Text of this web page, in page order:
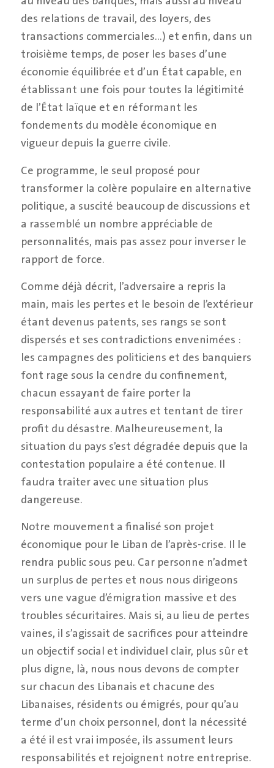
des relations de travail, des loyers, des
transactions commerciales…) et enfin, dans un
troisième temps, de poser les bases d’une
économie équilibrée et d’un État capable, en
établissant une fois pour toutes la légitimité
de l’État laïque et en réformant les
fondements du modèle économique en
vigueur depuis la guerre civile.
Ce programme, le seul proposé pour
transformer la colère populaire en alternative
politique, a suscité beaucoup de discussions et
a rassemblé un nombre appréciable de
personnalités, mais pas assez pour inverser le
rapport de force.
Comme déjà décrit, l’adversaire a repris la
main, mais les pertes et le besoin de l’extérieur
étant devenus patents, ses rangs se sont
dispersés et ses contradictions envenimées :
les campagnes des politiciens et des banquiers
font rage sous la cendre du confinement,
chacun essayant de faire porter la
responsabilité aux autres et tentant de tirer
profit du désastre. Malheureusement, la
situation du pays s’est dégradée depuis que la
contestation populaire a été contenue. Il
faudra traiter avec une situation plus
dangereuse.
Notre mouvement a finalisé son projet
économique pour le Liban de l’après-crise. Il le
rendra public sous peu. Car personne n’admet
un surplus de pertes et nous nous dirigeons
vers une vague d’émigration massive et des
troubles sécuritaires. Mais si, au lieu de pertes
vaines, il s’agissait de sacrifices pour atteindre
un objectif social et individuel clair, plus sûr et
plus digne, là, nous nous devons de compter
sur chacun des Libanais et chacune des
Libanaises, résidents ou émigrés, pour qu’au
terme d’un choix personnel, dont la nécessité
a été il est vrai imposée, ils assument leurs
responsabilités et rejoignent notre entreprise.